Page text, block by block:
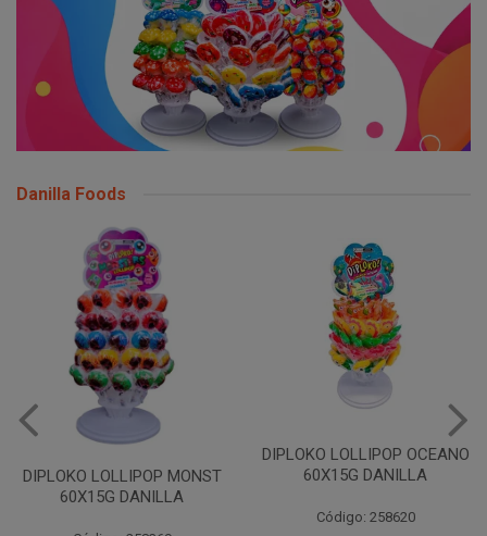
Danilla Foods
60X15G DANILLA
DIPLOKO LOLLIPOP ARCO
POP 60X15G DANILLA
Código: 258621